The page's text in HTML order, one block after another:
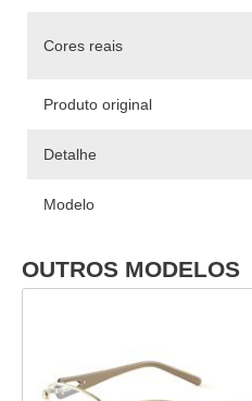
Cores reais
Produto original
Detalhe
Modelo
OUTROS MODELOS